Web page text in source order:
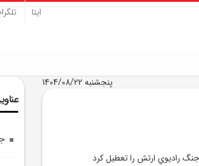
ایتا
پنجشنبه 1404/08/22